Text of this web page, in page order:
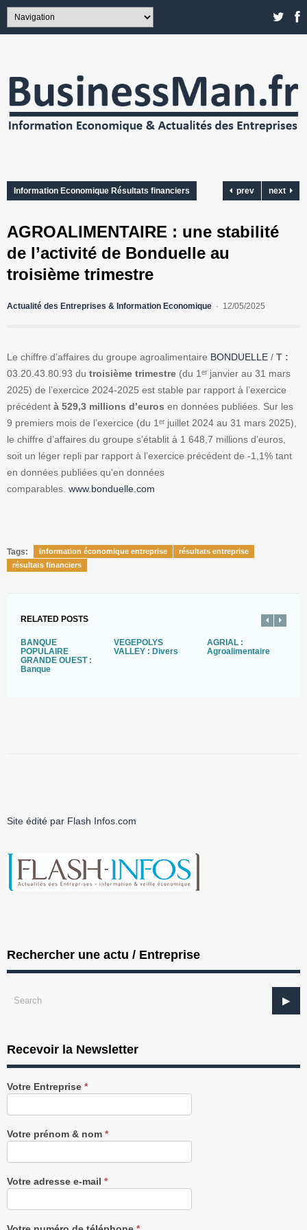
Information Economique Résultats financiers prev next
AGROALIMENTAIRE : une stabilité
de l’activité de Bonduelle au
troisième trimestre
Actualité des Entreprises & Information Economique 12/05/2025
Le chiffre d’affaires du groupe agroalimentaire BONDUELLE / T :
03.20.43.80.93 du troisième trimestre (du 1ᵉʳ janvier au 31 mars
2025) de l’exercice 2024-2025 est stable par rapport à l’exercice
précédent à 529,3 millions d’euros en données publiées. Sur les
9 premiers mois de l’exercice (du 1ᵉʳ juillet 2024 au 31 mars 2025),
le chiffre d’affaires du groupe s’établit à 1 648,7 millions d’euros,
soit un léger repli par rapport à l’exercice précédent de -1,1% tant
en données publiées qu'en données
comparables. www.bonduelle.com
Tags: information économique entreprise
résultats entreprise
résultats financiers
RELATED POSTS
BANQUE
POPULAIRE
GRANDE OUEST :
Banque
VEGEPOLYS
VALLEY : Divers
AGRIAL :
Agroalimentaire
Site édité par Flash Infos.com
Rechercher une actu / Entreprise
Recevoir la Newsletter
Recevez
notre
gratuitement
Votre Entreprise *
Votre prénom & nom *
Votre adresse e-mail *